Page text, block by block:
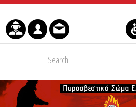
Skip to Content